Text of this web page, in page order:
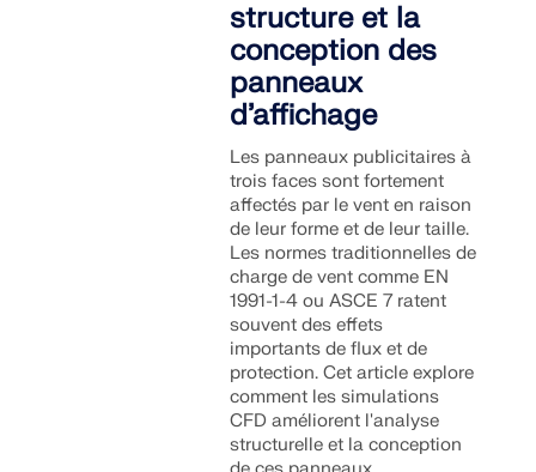
structure et la
conception des
panneaux
d’affichage
Les panneaux publicitaires à
trois faces sont fortement
affectés par le vent en raison
de leur forme et de leur taille.
Les normes traditionnelles de
charge de vent comme EN
1991-1-4 ou ASCE 7 ratent
souvent des effets
importants de flux et de
protection. Cet article explore
comment les simulations
CFD améliorent l'analyse
structurelle et la conception